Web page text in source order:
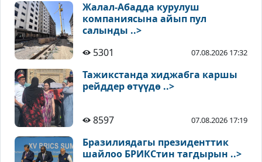
Жалал-Абадда курулуш
компаниясына айып пул
салынды ..>
5301
07.08.2026 17:32
Тажикстанда хиджабга каршы
рейддер өтүүдө ..>
8597 07.08.2026 17:19
Бразилиядагы президенттик
шайлоо БРИКСтин тагдырын ..>